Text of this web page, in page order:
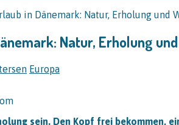
in Dänemark: Natur, Erholung und
Natur, Erholung
Europa
sein. Den Kopf frei bekommen,